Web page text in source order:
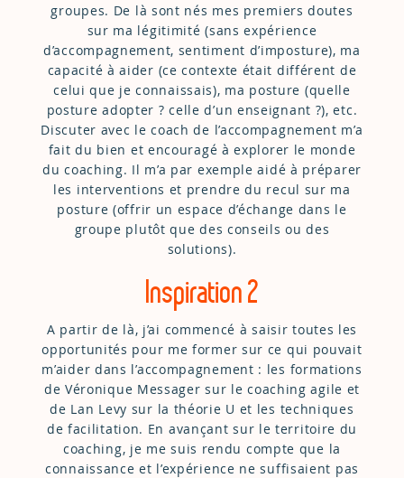
groupes. De là sont nés mes premiers doutes
sur ma légitimité (sans expérience
d’accompagnement, sentiment d’imposture), ma
capacité à aider (ce contexte était différent de
celui que je connaissais), ma posture (quelle
posture adopter ? celle d’un enseignant ?), etc.
Discuter avec le coach de l’accompagnement m’a
fait du bien et encouragé à explorer le monde
du coaching. Il m’a par exemple aidé à préparer
les interventions et prendre du recul sur ma
posture (offrir un espace d’échange dans le
groupe plutôt que des conseils ou des
solutions).
Inspiration 2
A partir de là, j’ai commencé à saisir toutes les
opportunités pour me former sur ce qui pouvait
m’aider dans l’accompagnement : les formations
de Véronique Messager sur le coaching agile et
de Lan Levy sur la théorie U et les techniques
de facilitation. En avançant sur le territoire du
coaching, je me suis rendu compte que la
connaissance et l’expérience ne suffisaient pas